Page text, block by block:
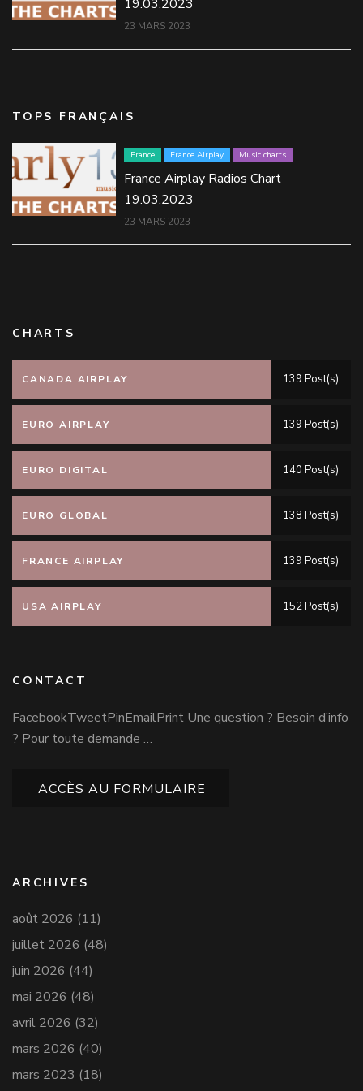
19.03.2023
23 MARS 2023
TOPS FRANÇAIS
France France Airplay Music charts
France Airplay Radios Chart
19.03.2023
23 MARS 2023
CHARTS
CANADA AIRPLAY 139 Post(s)
EURO AIRPLAY 139 Post(s)
EURO DIGITAL 140 Post(s)
EURO GLOBAL 138 Post(s)
FRANCE AIRPLAY 139 Post(s)
USA AIRPLAY 152 Post(s)
CONTACT
FacebookTweetPinEmailPrint Une question ? Besoin d’info
? Pour toute demande …
ACCÈS AU FORMULAIRE
ARCHIVES
août 2026 (11)
juillet 2026 (48)
juin 2026 (44)
mai 2026 (48)
avril 2026 (32)
mars 2026 (40)
mars 2023 (18)